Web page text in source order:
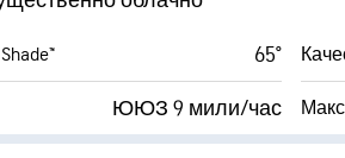
Brightness 6
65°
ЮЮЗ 9 мили/час